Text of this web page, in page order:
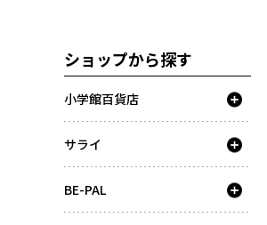
ショップから探す
小学館百貨店
サライ
BE-PAL